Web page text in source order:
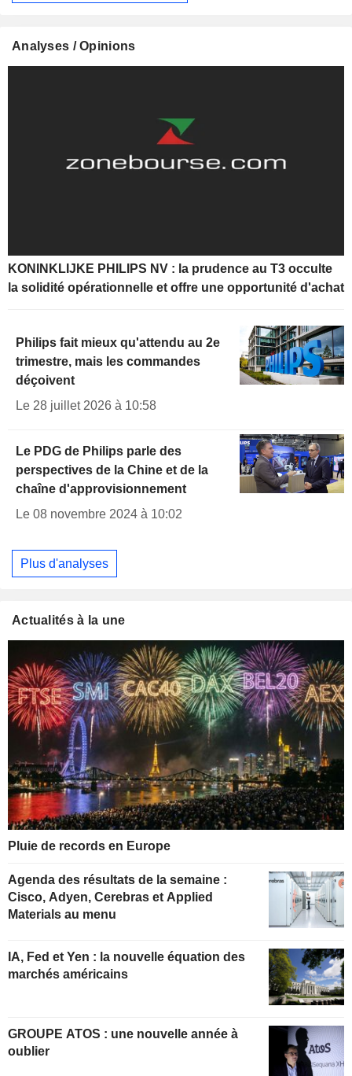
Analyses / Opinions
KONINKLIJKE PHILIPS NV : la prudence au T3 occulte
la solidité opérationnelle et offre une opportunité d'achat
Philips fait mieux qu'attendu au 2e
trimestre, mais les commandes
déçoivent
Le 28 juillet 2026 à 10:58
Le PDG de Philips parle des
perspectives de la Chine et de la
chaîne d'approvisionnement
Le 08 novembre 2024 à 10:02
Plus d'analyses
Actualités à la une
Pluie de records en Europe
Agenda des résultats de la semaine :
Cisco, Adyen, Cerebras et Applied
Materials au menu
IA, Fed et Yen : la nouvelle équation des
marchés américains
GROUPE ATOS : une nouvelle année à
oublier